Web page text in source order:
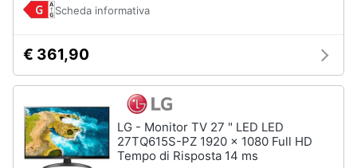
Scheda informativa
€ 361,90
LG - Monitor TV 27 " LED LED
27TQ615S-PZ 1920 x 1080 Full HD
Tempo di Risposta 14 ms